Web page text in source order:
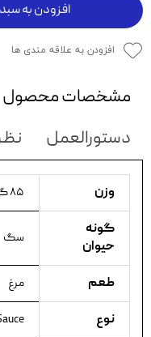
افزودن به
افزودن به علاقه مندی ها
مشخصات محصول
دستورالعمل
وزن ۸۵ گرم
گونه
حیوان
سگ
طعم مرغ
نوع